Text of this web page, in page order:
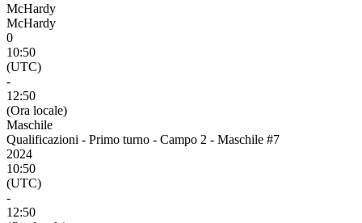
McHardy
McHardy
0
10:50
(UTC)
-
12:50
(Ora locale)
Maschile
Qualificazioni - Primo turno - Campo 2 - Maschile #7
2024
10:50
(UTC)
-
12:50